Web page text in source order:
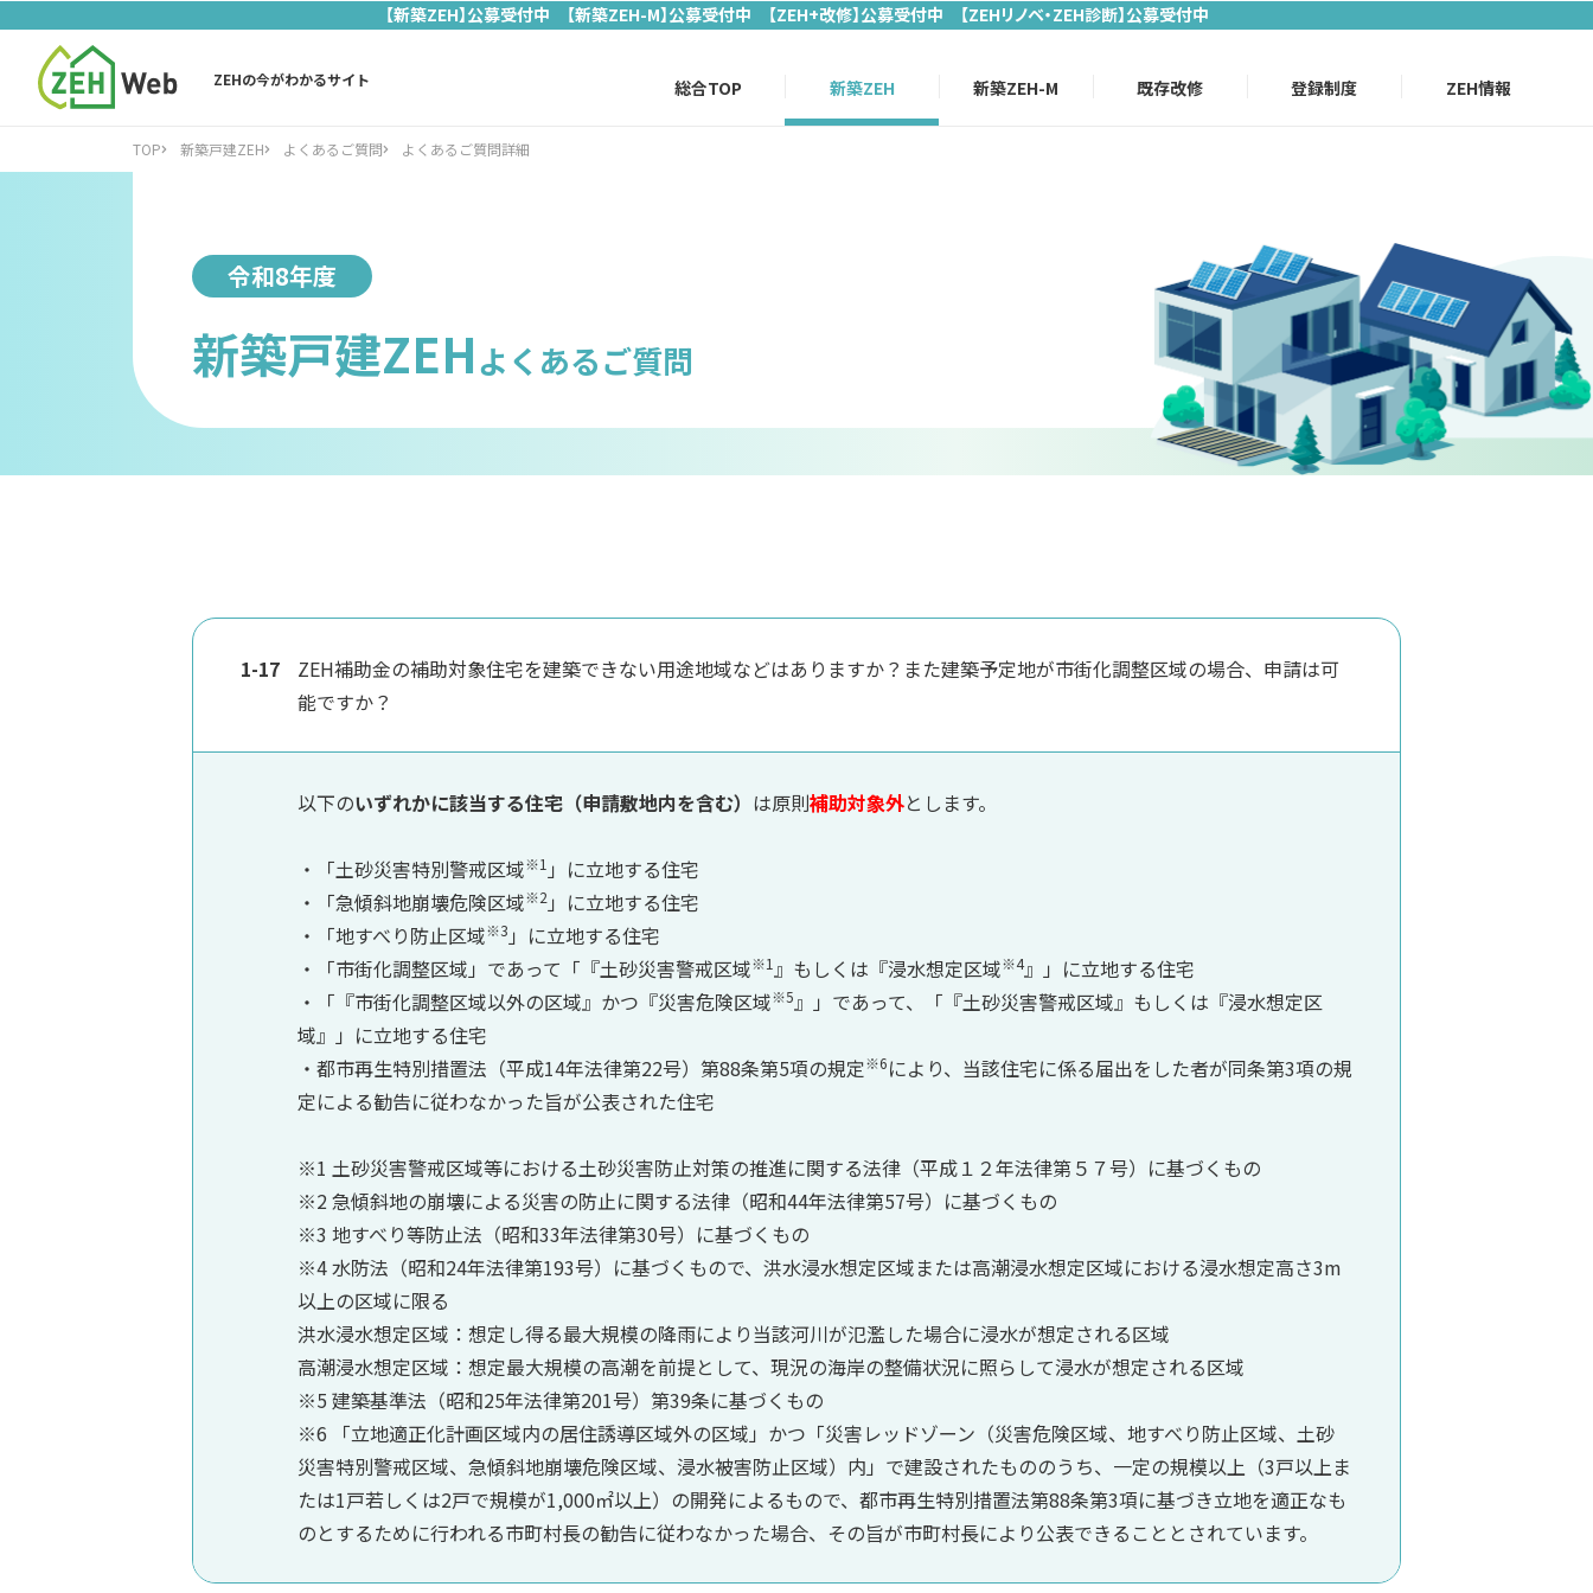
【新築ZEH】公募受付中 【新築ZEH-M】公募受付中 【ZEH+改修】公募受付中 【ZEHリノベ・ZEH診断】公募受付中
ZEHの今がわかるサイト 総合TOP 新築ZEH 新築ZEH-M 既存改修 登録制度 ZEH情報
TOP 新築戸建ZEH よくあるご質問 よくあるご質問詳細
令和8年度
新築戸建ZEHよくあるご質問
1-17
ZEH補助金の補助対象住宅を建築できない用途地域などはありますか？また建築予定地が市街化調整区域の場合、申請は可
能ですか？
以下のいずれかに該当する住宅（申請敷地内を含む） は原則補助対象外とします。
・「土砂災害特別警戒区域※1 」に立地する住宅
・「急傾斜地崩壊危険区域※2 」に立地する住宅
・「地すべり防止区域※3 」に立地する住宅
・「市街化調整区域」であって「『土砂災害警戒区域※1』もしくは『浸水想定区域※4』」に立地する住宅
・「『市街化調整区域以外の区域』かつ『災害危険区域※5』」であって、「『土砂災害警戒区域』もしくは『浸水想定区
域』」に立地する住宅
・都市再生特別措置法（平成14年法律第22号）第88条第5項の規定※6により、当該住宅に係る届出をした者が同条第3項の規
定による勧告に従わなかった旨が公表された住宅
※1 土砂災害警戒区域等における土砂災害防止対策の推進に関する法律（平成１２年法律第５７号）に基づくもの
※2 急傾斜地の崩壊による災害の防止に関する法律（昭和44年法律第57号）に基づくもの
※3 地すべり等防止法（昭和33年法律第30号）に基づくもの
※4 水防法（昭和24年法律第193号）に基づくもので、洪水浸水想定区域または高潮浸水想定区域における浸水想定高さ3m
以上の区域に限る
洪水浸水想定区域：想定し得る最大規模の降雨により当該河川が氾濫した場合に浸水が想定される区域
高潮浸水想定区域：想定最大規模の高潮を前提として、現況の海岸の整備状況に照らして浸水が想定される区域
※5 建築基準法（昭和25年法律第201号）第39条に基づくもの
※6 「立地適正化計画区域内の居住誘導区域外の区域」かつ「災害レッドゾーン（災害危険区域、地すべり防止区域、土砂
災害特別警戒区域、急傾斜地崩壊危険区域、浸水被害防止区域）内」で建設されたもののうち、一定の規模以上（3戸以上ま
たは1戸若しくは2戸で規模が1,000㎡以上）の開発によるもので、都市再生特別措置法第88条第3項に基づき立地を適正なも
のとするために行われる市町村長の勧告に従わなかった場合、その旨が市町村長により公表できることとされています。